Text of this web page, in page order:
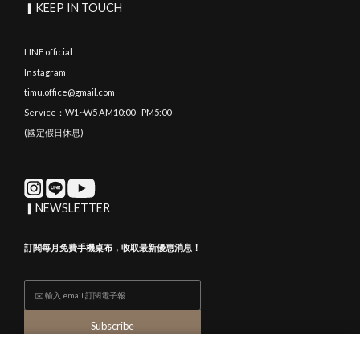
▎KEEP IN TOUCH
LINE official
Instagram
timu.office@gmail.com
Service：W1~W5 AM10:00 - PM5:00
(國定假日休息)
▎NEWSLETTER
訂閱每月免費手機桌布，收取最新優惠消息！
Subscribe